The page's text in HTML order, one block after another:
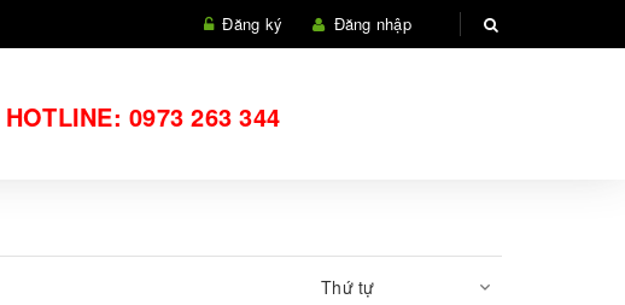
Đăng ký Đăng nhập
HOTLINE: 0973 263 344
Thứ tự